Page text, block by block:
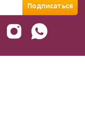
Подписаться